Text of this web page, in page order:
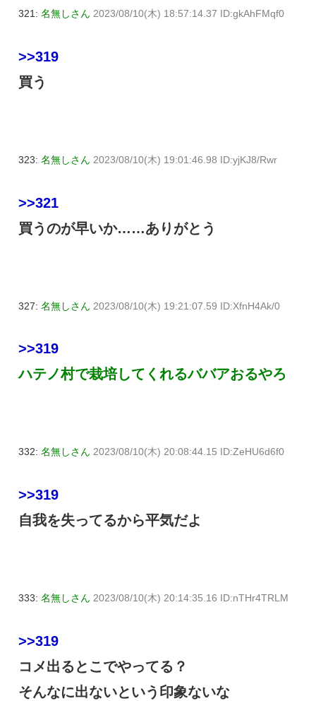
321: 名無しさん 2023/08/10(木) 18:57:14.37 ID:gkAhFMqf0
>>319
買う
323: 名無しさん 2023/08/10(木) 19:01:46.98 ID:yjKJ8/Rwr
>>321
買うのが早いか……ありがとう
327: 名無しさん 2023/08/10(木) 19:21:07.59 ID:XfnH4Ak/0
>>319
ハテノ村で栽培してくれるババアおるやろ
332: 名無しさん 2023/08/10(木) 20:08:44.15 ID:ZeHU6d6f0
>>319
自我を失ってるから平気だよ
333: 名無しさん 2023/08/10(木) 20:14:35.16 ID:nTHr4TRLM
>>319
コメ出るとこでやってる？
そんなに出ないという印象ないな